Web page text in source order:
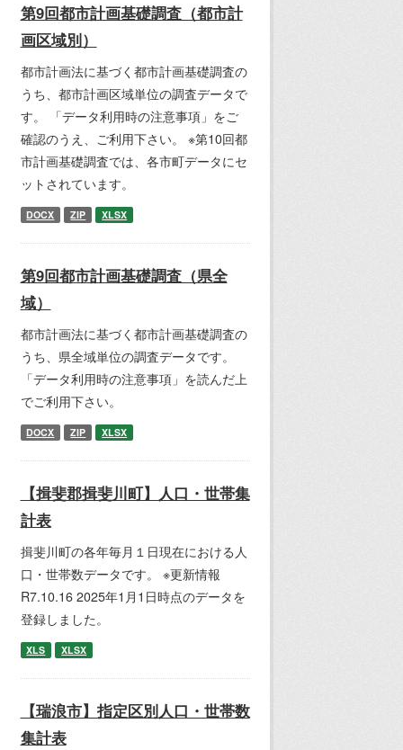
第9回都市計画基礎調査（都市計
画区域別）
都市計画法に基づく都市計画基礎調査の
うち、都市計画区域単位の調査データで
す。 「データ利用時の注意事項」をご
確認のうえ、ご利用下さい。 ※第10回都
市計画基礎調査では、各市町データにセ
ットされています。
DOCX ZIP XLSX
第9回都市計画基礎調査（県全
域）
都市計画法に基づく都市計画基礎調査の
うち、県全域単位の調査データです。
「データ利用時の注意事項」を読んだ上
でご利用下さい。
DOCX ZIP XLSX
【揖斐郡揖斐川町】人口・世帯集
計表
揖斐川町の各年毎月１日現在における人
口・世帯数データです。 ※更新情報
R7.10.16 2025年1月1日時点のデータを
登録しました。
XLS XLSX
【瑞浪市】指定区別人口・世帯数
集計表